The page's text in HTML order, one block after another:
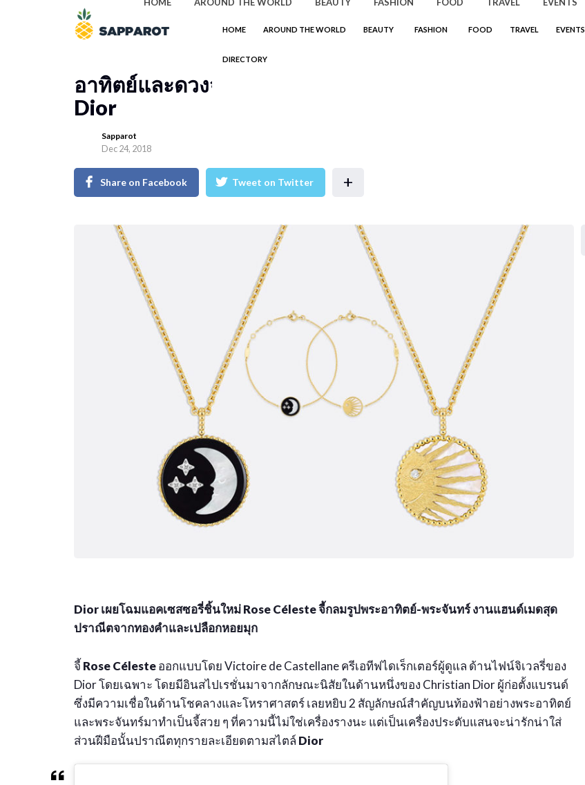
HOME AROUND THE WORLD BEAUTY FASHION FOOD TRAVEL EVENTS
DIRECTORY
อาทิตย์และดวงจันทร์ Rose Céleste เครื่องประดับน่ารักจาก
Dior
Sapparot
Dec 24, 2018
Share on Facebook Tweet on Twitter +
Dior เผยโฉมแอคเซสซอรี่ชิ้นใหม่ Rose Céleste จี้กลมรูปพระอาทิตย์-พระจันทร์ งานแฮนด์เมดสุด
ปราณีตจากทองคำและเปลือกหอยมุก
จี้ Rose Célesteออกแบบโดย Victoire de Castellane ครีเอทีฟไดเร็กเตอร์ผู้ดูแล ด้านไฟน์จิเวลรี่ของ
Dior โดยเฉพาะ โดยมีอินสไปเรชั่นมาจากลักษณะนิสัยในด้านหนึ่งของ Christian Dior ผู้ก่อตั้งแบรนด์
ซึ่งมีความเชื่อในด้านโชคลางและโหราศาสตร์ เลยหยิบ 2 สัญลักษณ์สำคัญบนท้องฟ้าอย่างพระอาทิตย์
และพระจันทร์มาทำเป็นจี้สวย ๆ ที่ความนี้ไม่ใช่เครื่องรางนะ แต่เป็นเครื่องประดับแสนจะน่ารักน่าใส่
ส่วนฝีมือนั้นปราณีตทุกรายละเอียดตามสไตล์Dior